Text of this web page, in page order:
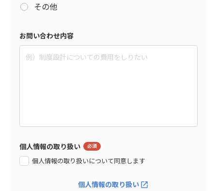
その他
お問い合わせ内容
個人情報の取り扱い
個人情報の取り扱いについて同意します
個人情報の取り扱い